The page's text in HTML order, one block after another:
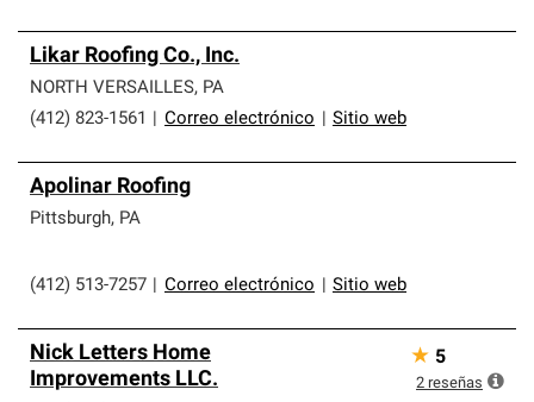
Likar Roofing Co., Inc.
NORTH VERSAILLES, PA
(412) 823-1561
Correo electrónico Sitio web
Apolinar Roofing
Pittsburgh, PA
(412) 513-7257 Correo electrónico Sitio web
Nick Letters Home
Improvements LLC.
★ 5
2 reseñas